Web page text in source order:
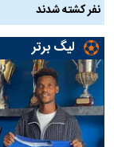
نفر کشته شدند
لیگ برتر